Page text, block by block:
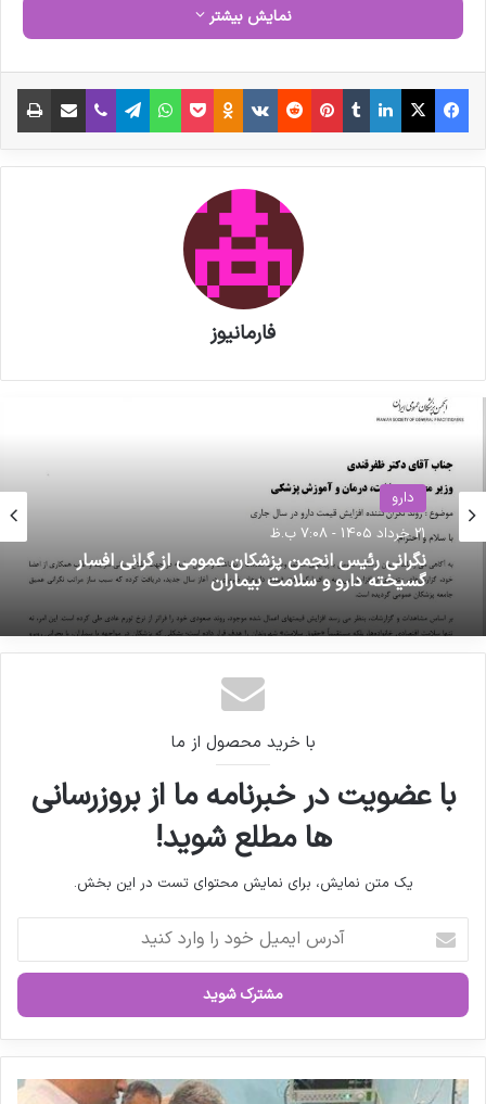
نمایش بیشتر
فیس بوک X لینکدین ‫تامبلر ‫پین‌ترست ‫رددیت ‫VKontakte
‫Odnoklassniki پاکت واتس آپ تلگرام وایبر اشتراک گذاری از طریق ایمیل
فارمانیوز
دارو
21 خرداد 1405 - 7:08 ب.ظ
نگرانی رئیس انجمن پزشکان عمومی از گرانی افسار
گسیخته دارو و سلامت بیماران
حوزه سلامت
30 فروردین 1401 - 2:07 ب.ظ
ارز ترجیحی دارو و تجهیزات پزشکی حذف نخواهد
شد
با خرید محصول از ما
با عضویت در خبرنامه ما از بروزرسانی
ها مطلع شوید!
یک متن نمایش، برای نمایش محتوای تست در این بخش.
ر
ا
ی
م
یع